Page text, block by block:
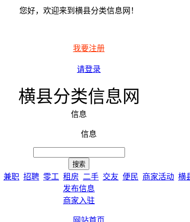
您好，欢迎来到横县分类信息网！
我要注册
请登录
横县分类信息网
信息
信息
兼职 招聘 零工 租房 二手 交友 便民 商家活动 横
发布信息
商家入驻
网站首页